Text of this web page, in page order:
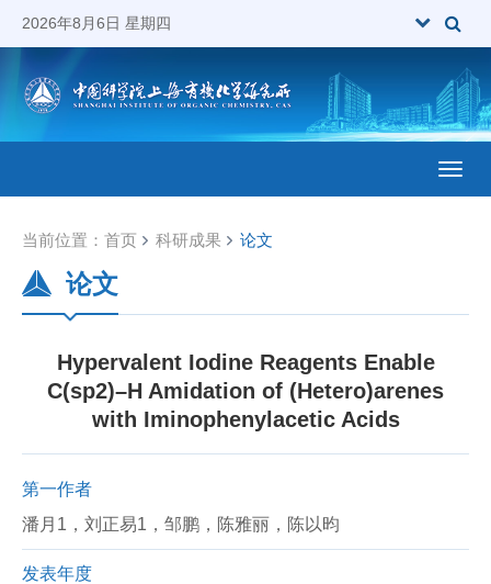
2026年8月6日 星期四
当前位置： 首页 科研成果 论文
论文
Hypervalent Iodine Reagents Enable
C(sp2)–H Amidation of (Hetero)arenes
with Iminophenylacetic Acids
第一作者
潘月1，刘正易1，邹鹏，陈雅丽，陈以昀
发表年度